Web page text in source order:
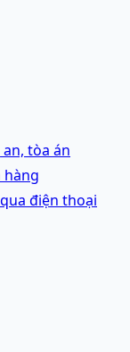
tòa án
hàng
điện thoại